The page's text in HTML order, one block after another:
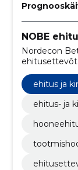
NOBE
Nordecon
peatöövõtu
ehitus ja
ehitus- ja